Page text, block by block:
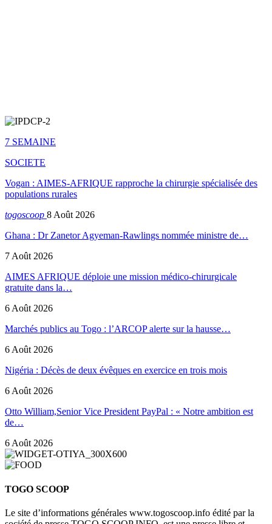
7 SEMAINE
SOCIETE
Vogan : AIMES-AFRIQUE rapproche la chirurgie spécialisée des
populations rurales
togoscoop 8 Août 2026
Ghana : Dr Zanetor Agyeman-Rawlings nommée ministre de…
7 Août 2026
AIMES AFRIQUE déploie une mission médico-chirurgicale
gratuite dans la…
6 Août 2026
Marchés publics au Togo : l’ARCOP alerte sur la hausse…
6 Août 2026
Nigéria : Décès de deux évêques en exercice en trois mois
6 Août 2026
Otto William,Senior Vice President PayPal : « Notre ambition est
de…
6 Août 2026
TOGO SCOOP
Le site d’informations générales www.togoscoop.info édité par la